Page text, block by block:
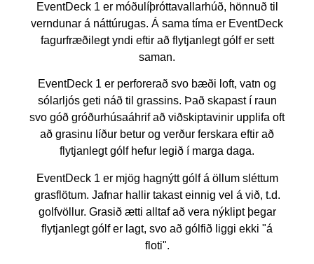
EventDeck 1 er móðulíþróttavallarhúð, hönnuð til
verndunar á náttúrugas. Á sama tíma er EventDeck
fagurfræðilegt yndi eftir að flytjanlegt gólf er sett
saman.
EventDeck 1 er perforerað svo bæði loft, vatn og
sólarljós geti náð til grassins. Það skapast í raun
svo góð gróðurhúsaáhrif að viðskiptavinir upplifa oft
að grasinu líður betur og verður ferskara eftir að
flytjanlegt gólf hefur legið í marga daga.
EventDeck 1 er mjög hagnýtt gólf á öllum sléttum
grasflötum. Jafnar hallir takast einnig vel á við, t.d.
golfvöllur. Grasið ætti alltaf að vera nýklipt þegar
flytjanlegt gólf er lagt, svo að gólfið liggi ekki "á
floti".